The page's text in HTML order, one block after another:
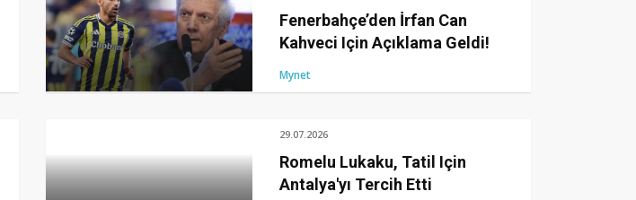
Fenerbahçe’den İrfan Can
Kahveci Için Açıklama Geldi!
Mynet
29.07.2026
Romelu Lukaku, Tatil Için
Antalya'yı Tercih Etti